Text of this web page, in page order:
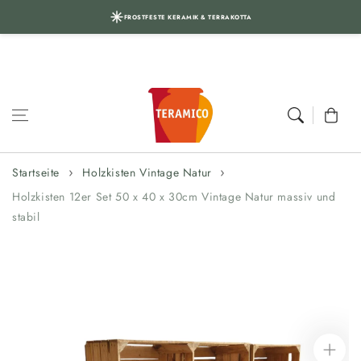
FROSTFESTE KERAMIK & TERRAKOTTA
Zum Inhalt
Startseite
Holzkisten Vintage Natur
Holzkisten 12er Set 50 x 40 x 30cm Vintage Natur massiv und
stabil